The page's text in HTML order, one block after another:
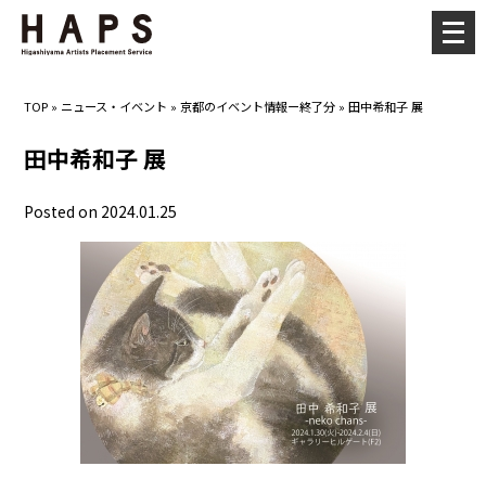
TOP » ニュース・イベント »京都のイベント情報ー終了分 »田中希和子 展
田中希和子 展
Posted on 2024.01.25
メ
ニ